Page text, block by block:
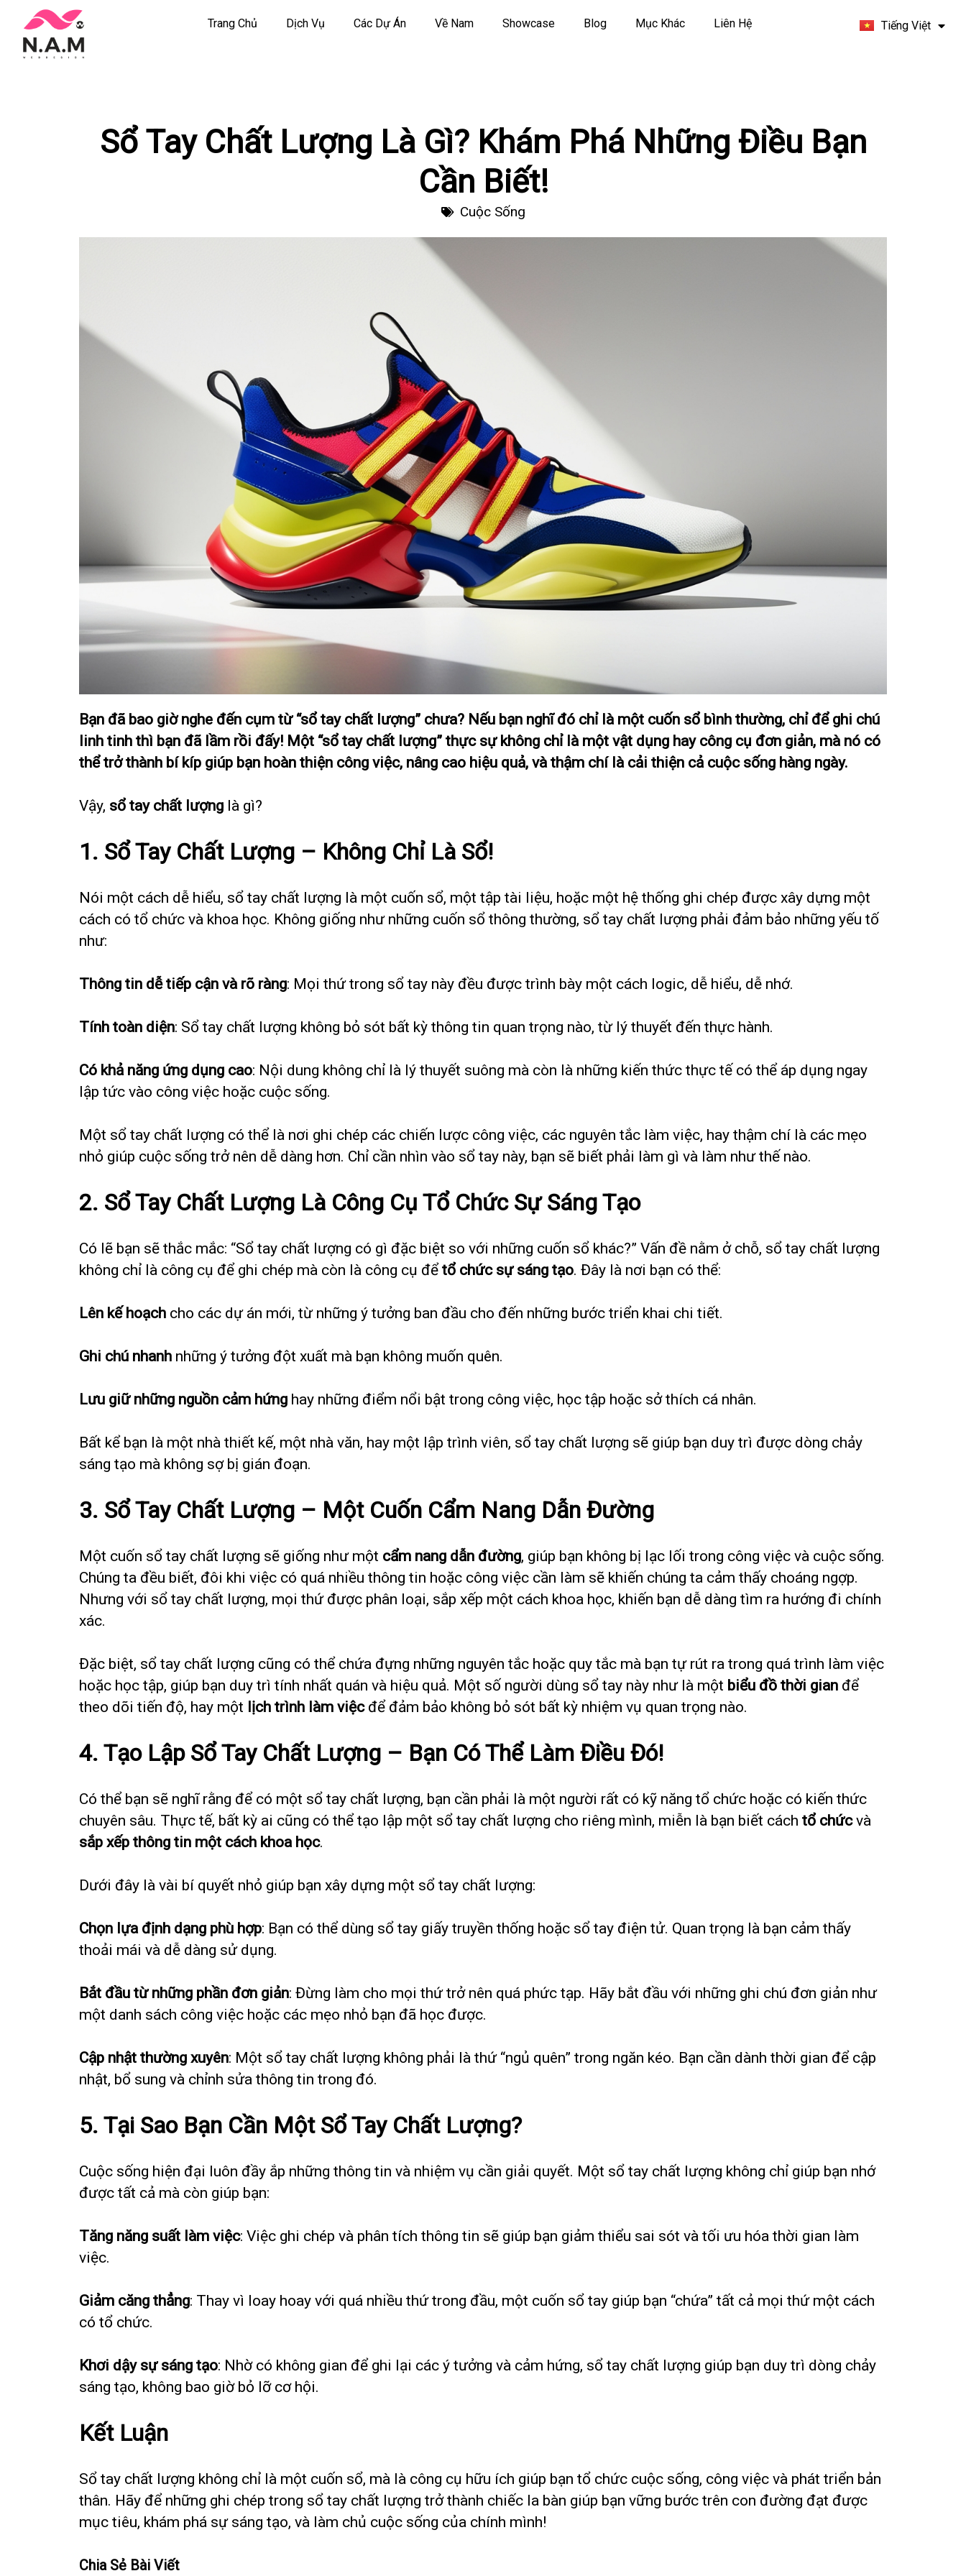
Chuyển
tới
Trang Chủ Dịch Vụ Các Dự Án Về Nam Showcase Blog Mục Khác Liên Hệ Tiếng Việt
Français
Sổ Tay Chất Lượng Là Gì? Khám Phá Những Điều Bạn
Cần Biết!
Cuộc Sống
Bạn đã bao giờ nghe đến cụm từ “sổ tay chất lượng” chưa? Nếu bạn nghĩ đó chỉ là một cuốn sổ bình thường, chỉ để ghi chú
linh tinh thì bạn đã lầm rồi đấy! Một “sổ tay chất lượng” thực sự không chỉ là một vật dụng hay công cụ đơn giản, mà nó có
thể trở thành bí kíp giúp bạn hoàn thiện công việc, nâng cao hiệu quả, và thậm chí là cải thiện cả cuộc sống hàng ngày.
Vậy, sổ tay chất lượng là gì?
1. Sổ Tay Chất Lượng – Không Chỉ Là Sổ!
Nói một cách dễ hiểu, sổ tay chất lượng là một cuốn sổ, một tập tài liệu, hoặc một hệ thống ghi chép được xây dựng một
cách có tổ chức và khoa học. Không giống như những cuốn sổ thông thường, sổ tay chất lượng phải đảm bảo những yếu tố
như:
Thông tin dễ tiếp cận và rõ ràng: Mọi thứ trong sổ tay này đều được trình bày một cách logic, dễ hiểu, dễ nhớ.
Tính toàn diện: Sổ tay chất lượng không bỏ sót bất kỳ thông tin quan trọng nào, từ lý thuyết đến thực hành.
Có khả năng ứng dụng cao: Nội dung không chỉ là lý thuyết suông mà còn là những kiến thức thực tế có thể áp dụng ngay
lập tức vào công việc hoặc cuộc sống.
Một sổ tay chất lượng có thể là nơi ghi chép các chiến lược công việc, các nguyên tắc làm việc, hay thậm chí là các mẹo
nhỏ giúp cuộc sống trở nên dễ dàng hơn. Chỉ cần nhìn vào sổ tay này, bạn sẽ biết phải làm gì và làm như thế nào.
2. Sổ Tay Chất Lượng Là Công Cụ Tổ Chức Sự Sáng Tạo
Có lẽ bạn sẽ thắc mắc: “Sổ tay chất lượng có gì đặc biệt so với những cuốn sổ khác?” Vấn đề nằm ở chỗ, sổ tay chất lượng
không chỉ là công cụ để ghi chép mà còn là công cụ đểtổ chức sự sáng tạo. Đây là nơi bạn có thể:
Lên kế hoạch cho các dự án mới, từ những ý tưởng ban đầu cho đến những bước triển khai chi tiết.
Ghi chú nhanh những ý tưởng đột xuất mà bạn không muốn quên.
Lưu giữ những nguồn cảm hứng hay những điểm nổi bật trong công việc, học tập hoặc sở thích cá nhân.
Bất kể bạn là một nhà thiết kế, một nhà văn, hay một lập trình viên, sổ tay chất lượng sẽ giúp bạn duy trì được dòng chảy
sáng tạo mà không sợ bị gián đoạn.
3. Sổ Tay Chất Lượng – Một Cuốn Cẩm Nang Dẫn Đường
Một cuốn sổ tay chất lượng sẽ giống như một cẩm nang dẫn đường, giúp bạn không bị lạc lối trong công việc và cuộc sống.
Chúng ta đều biết, đôi khi việc có quá nhiều thông tin hoặc công việc cần làm sẽ khiến chúng ta cảm thấy choáng ngợp.
Nhưng với sổ tay chất lượng, mọi thứ được phân loại, sắp xếp một cách khoa học, khiến bạn dễ dàng tìm ra hướng đi chính
xác.
Đặc biệt, sổ tay chất lượng cũng có thể chứa đựng những nguyên tắc hoặc quy tắc mà bạn tự rút ra trong quá trình làm việc
hoặc học tập, giúp bạn duy trì tính nhất quán và hiệu quả. Một số người dùng sổ tay này như là một biểu đồ thời gian để
theo dõi tiến độ, hay một lịch trình làm việcđể đảm bảo không bỏ sót bất kỳ nhiệm vụ quan trọng nào.
4. Tạo Lập Sổ Tay Chất Lượng – Bạn Có Thể Làm Điều Đó!
Có thể bạn sẽ nghĩ rằng để có một sổ tay chất lượng, bạn cần phải là một người rất có kỹ năng tổ chức hoặc có kiến thức
chuyên sâu. Thực tế, bất kỳ ai cũng có thể tạo lập một sổ tay chất lượng cho riêng mình, miễn là bạn biết cách tổ chứcvà
sắp xếp thông tin một cách khoa học.
Dưới đây là vài bí quyết nhỏ giúp bạn xây dựng một sổ tay chất lượng:
Chọn lựa định dạng phù hợp: Bạn có thể dùng sổ tay giấy truyền thống hoặc sổ tay điện tử. Quan trọng là bạn cảm thấy
thoải mái và dễ dàng sử dụng.
Bắt đầu từ những phần đơn giản: Đừng làm cho mọi thứ trở nên quá phức tạp. Hãy bắt đầu với những ghi chú đơn giản như
một danh sách công việc hoặc các mẹo nhỏ bạn đã học được.
Cập nhật thường xuyên: Một sổ tay chất lượng không phải là thứ “ngủ quên” trong ngăn kéo. Bạn cần dành thời gian để cập
nhật, bổ sung và chỉnh sửa thông tin trong đó.
5. Tại Sao Bạn Cần Một Sổ Tay Chất Lượng?
Cuộc sống hiện đại luôn đầy ắp những thông tin và nhiệm vụ cần giải quyết. Một sổ tay chất lượng không chỉ giúp bạn nhớ
được tất cả mà còn giúp bạn:
Tăng năng suất làm việc: Việc ghi chép và phân tích thông tin sẽ giúp bạn giảm thiểu sai sót và tối ưu hóa thời gian làm
việc.
Giảm căng thẳng: Thay vì loay hoay với quá nhiều thứ trong đầu, một cuốn sổ tay giúp bạn “chứa” tất cả mọi thứ một cách
có tổ chức.
Khơi dậy sự sáng tạo: Nhờ có không gian để ghi lại các ý tưởng và cảm hứng, sổ tay chất lượng giúp bạn duy trì dòng chảy
sáng tạo, không bao giờ bỏ lỡ cơ hội.
Kết Luận
Sổ tay chất lượng không chỉ là một cuốn sổ, mà là công cụ hữu ích giúp bạn tổ chức cuộc sống, công việc và phát triển bản
thân. Hãy để những ghi chép trong sổ tay chất lượng trở thành chiếc la bàn giúp bạn vững bước trên con đường đạt được
mục tiêu, khám phá sự sáng tạo, và làm chủ cuộc sống của chính mình!
Chia Sẻ Bài Viết